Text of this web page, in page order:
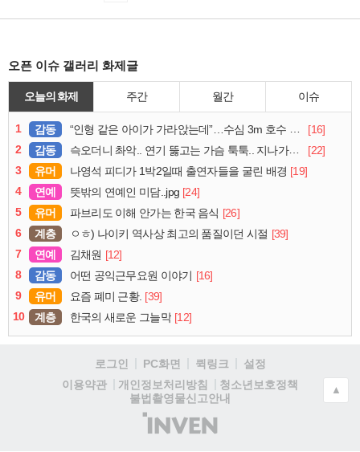
오픈 이슈 갤러리 화제글
오늘의 화제 주간 월간 이슈
1 감동 “인형 같은 아이가 가라앉는데”…수심 3m 호수 뛰어든 60대 의인
[16]
2
감동 슥오더니 촤악.. 연기 뚫고는 가슴 툭툭.. 지나가던 아재의 정체
[22]
3
유머 나영석 피디가 1박2일때 출연자들을 굴린 배경 [19]
4
연예 뜻밖의 연예인 미담..jpg [24]
5
유머 파브리도 이해 안가는 한국 음식 [26]
6
계층 ㅇㅎ) 나이키 역사상 최고의 품질이던 시절 [39]
7
연예 김채원 [12]
8
감동 어떤 공익근무요원 이야기 [16]
9
유머 요즘 폐미 근황. [39]
10
계층 한국의 새로운 그늘막 [12]
로그인 PC화면 퀵링크
설정
이용약관
개인정보처리방침
청소년보호정책
불법촬영물신고안내
(주)
인
▲